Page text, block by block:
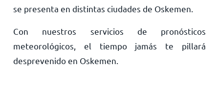
se presenta en distintas ciudades de Oskemen.
Con nuestros servicios de pronósticos
meteorológicos, el tiempo jamás te pillará
desprevenido en Oskemen.